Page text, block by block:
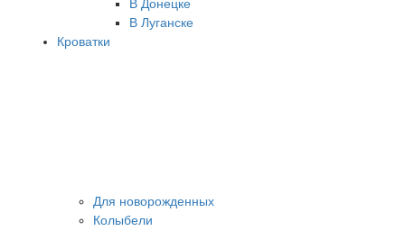
В Донецке
В Луганске
Кроватки
Для новорожденных
Колыбели